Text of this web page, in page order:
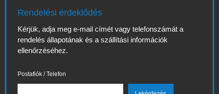
Rendelési érdeklődés
Kérjük, adja meg e-mail címét vagy telefonszámát a
rendelés állapotának és a szállítási információk
ellenőrzéséhez.
Postafiók / Telefon